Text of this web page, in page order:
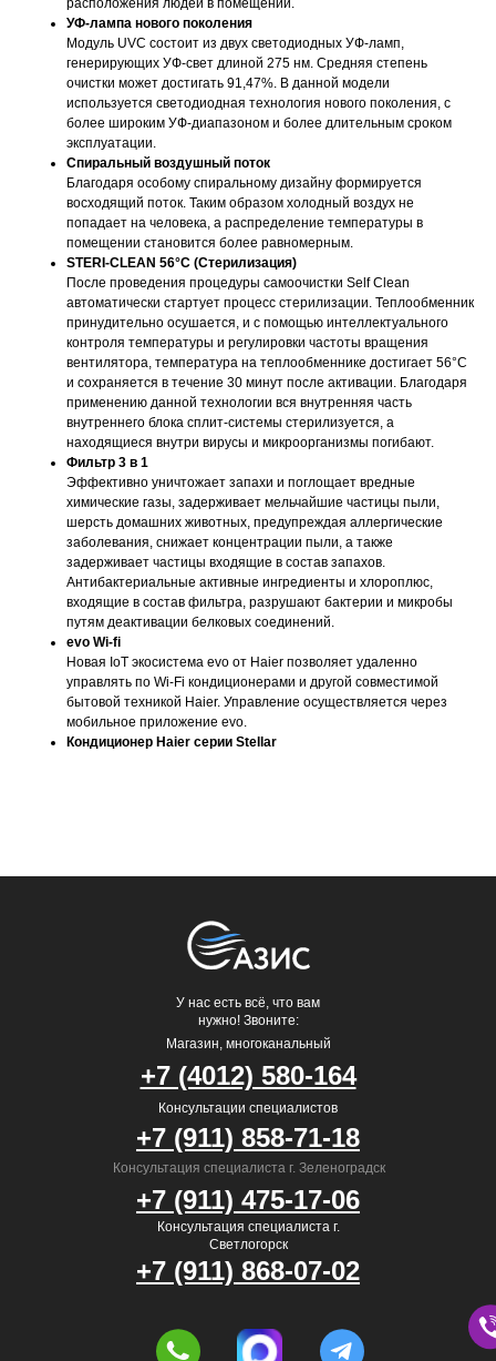
расположения людей в помещении.
УФ-лампа нового поколения
Модуль UVC состоит из двух светодиодных УФ-ламп,
генерирующих УФ-свет длиной 275 нм. Средняя степень
очистки может достигать 91,47%. В данной модели
используется светодиодная технология нового поколения, с
более широким УФ-диапазоном и более длительным сроком
эксплуатации.
Спиральный воздушный поток
Благодаря особому спиральному дизайну формируется
восходящий поток. Таким образом холодный воздух не
попадает на человека, а распределение температуры в
помещении становится более равномерным.
STERI-CLEAN 56°C (Стерилизация)
После проведения процедуры самоочистки Self Clean
автоматически стартует процесс стерилизации. Теплообменник
принудительно осушается, и с помощью интеллектуального
контроля температуры и регулировки частоты вращения
вентилятора, температура на теплообменнике достигает 56°С
и сохраняется в течение 30 минут после активации. Благодаря
применению данной технологии вся внутренняя часть
внутреннего блока сплит-системы стерилизуется, а
находящиеся внутри вирусы и микроорганизмы погибают.
Фильтр 3 в 1
Эффективно уничтожает запахи и поглощает вредные
химические газы, задерживает мельчайшие частицы пыли,
шерсть домашних животных, предупреждая аллергические
заболевания, снижает концентрации пыли, а также
задерживает частицы входящие в состав запахов.
Антибактериальные активные ингредиенты и хлороплюс,
входящие в состав фильтра, разрушают бактерии и микробы
путям деактивации белковых соединений.
evo Wi-fi
Новая IoT экосистема evo от Haier позволяет удаленно
управлять по Wi-Fi кондиционерами и другой совместимой
бытовой техникой Haier. Управление осуществляется через
мобильное приложение evo.
Кондиционер Haier серии Stellar
У нас есть всё, что вам
нужно! Звоните:
Магазин, многоканальный
Консультация специалиста г.
Светлогорск
Консультация специалиста г. Зеленоградск
Консультации специалистов
+7 (911) 858-71-18
+7 (911) 475-17-06
+7 (911) 868-07-02
+7 (4012) 580-164